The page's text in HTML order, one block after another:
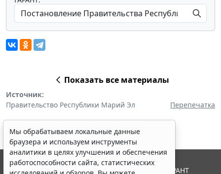
Показать все материалы
Источник:
Правительство Республики Марий Эл
Перепечатка
Мы обрабатываем локальные данные
браузера и используем инструменты
аналитики в целях улучшения и обеспечения
работоспособности сайта, статистических
© ООО "НПП "ГАРАНТ-СЕРВИС", 2026. Система ГАРАНТ